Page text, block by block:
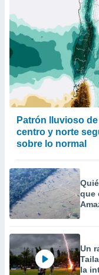
Patrón lluvioso
centro y norte
sobre lo normal
que
Un
la